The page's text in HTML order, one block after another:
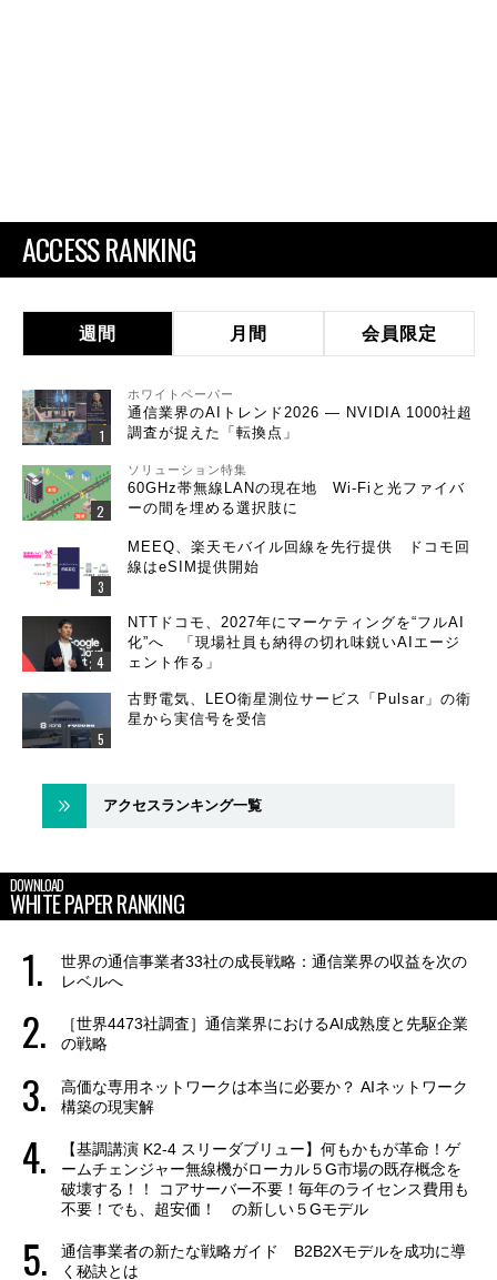
ACCESS RANKING
週間 月間 会員限定
ホワイトペーパー
通信業界のAIトレンド2026 ― NVIDIA 1000社超
調査が捉えた「転換点」
ソリューション特集
60GHz帯無線LANの現在地 Wi-Fiと光ファイバ
ーの間を埋める選択肢に
MEEQ、楽天モバイル回線を先行提供 ドコモ回
線はeSIM提供開始
NTTドコモ、2027年にマーケティングを“フルAI
化”へ 「現場社員も納得の切れ味鋭いAIエージ
ェント作る」
古野電気、LEO衛星測位サービス「Pulsar」の衛
星から実信号を受信
アクセスランキング一覧
DOWNLOAD
WHITE PAPER RANKING
世界の通信事業者33社の成長戦略：通信業界の収益を次の
レベルへ
［世界4473社調査］通信業界におけるAI成熟度と先駆企業
の戦略
高価な専用ネットワークは本当に必要か？ AIネットワーク
構築の現実解
【基調講演 K2-4 スリーダブリュー】何もかもが革命！ゲ
ームチェンジャー無線機がローカル５G市場の既存概念を
破壊する！！ コアサーバー不要！毎年のライセンス費用も
不要！でも、超安価！ の新しい５Gモデル
通信事業者の新たな戦略ガイド B2B2Xモデルを成功に導
く秘訣とは